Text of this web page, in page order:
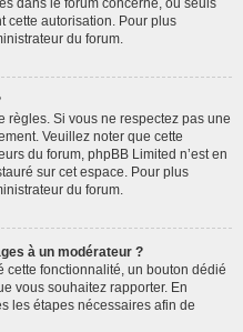
dans le forum concerné, ou seuls
cette autorisation. Pour plus
du forum.
règles. Si vous ne respectez pas une
Veuillez noter que cette
du forum, phpBB Limited n’est en
sur cet espace. Pour plus
du forum.
à un modérateur ?
cette fonctionnalité, un bouton dédié
vous souhaitez rapporter. En
les étapes nécessaires afin de